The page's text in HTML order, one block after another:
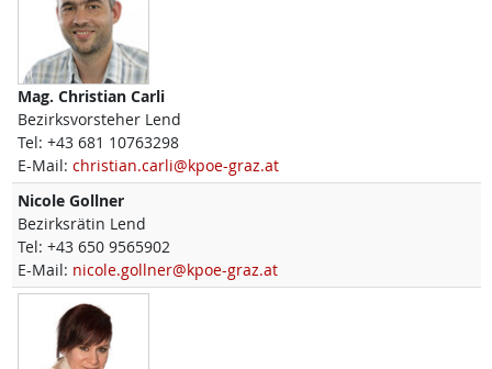
Mag. Christian Carli
Bezirksvorsteher Lend
Tel: +43 681 10763298
E-Mail: christian.carli@kpoe-graz.at
Nicole Gollner
Bezirksrätin Lend
Tel: +43 650 9565902
E-Mail: nicole.gollner@kpoe-graz.at